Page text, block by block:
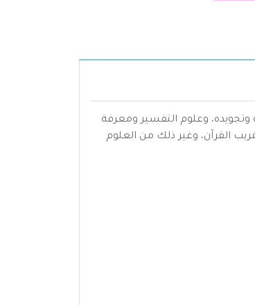
وتجويده، وعلوم التفسير ومعرفة
القرآن، وغير ذلك من العلوم